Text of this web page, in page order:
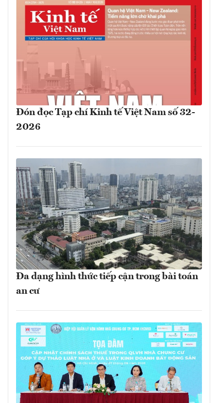
Đón đọc Tạp chí Kinh tế Việt Nam số 32-
2026
Đa dạng hình thức tiếp cận trong bài toán
an cư